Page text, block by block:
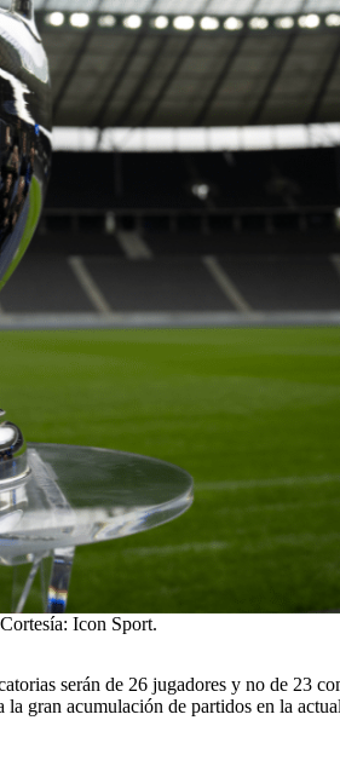
Icon Sport.
serán de 26 jugadores y no de 23
gran acumulación de partidos en la